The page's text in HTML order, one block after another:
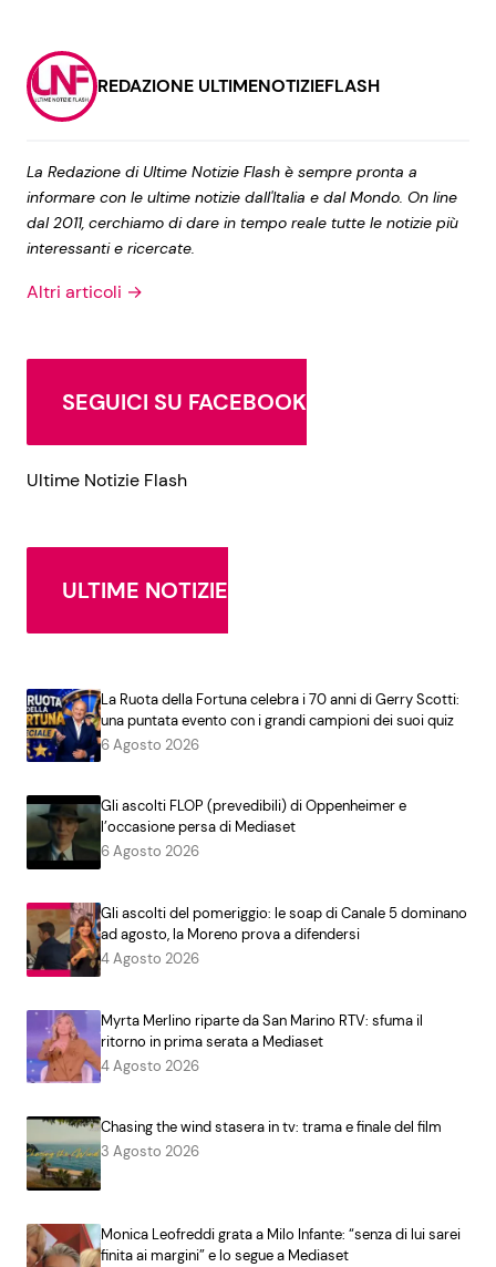
REDAZIONE ULTIMENOTIZIEFLASH
La Redazione di Ultime Notizie Flash è sempre pronta a
informare con le ultime notizie dall'Italia e dal Mondo. On line
dal 2011, cerchiamo di dare in tempo reale tutte le notizie più
interessanti e ricercate.
Altri articoli →
SEGUICI SU FACEBOOK
Ultime Notizie Flash
ULTIME NOTIZIE
La Ruota della Fortuna celebra i 70 anni di Gerry Scotti:
una puntata evento con i grandi campioni dei suoi quiz
6 Agosto 2026
Gli ascolti FLOP (prevedibili) di Oppenheimer e
l’occasione persa di Mediaset
6 Agosto 2026
Gli ascolti del pomeriggio: le soap di Canale 5 dominano
ad agosto, la Moreno prova a difendersi
4 Agosto 2026
Myrta Merlino riparte da San Marino RTV: sfuma il
ritorno in prima serata a Mediaset
4 Agosto 2026
Chasing the wind stasera in tv: trama e finale del film
3 Agosto 2026
Monica Leofreddi grata a Milo Infante: “senza di lui sarei
finita ai margini” e lo segue a Mediaset